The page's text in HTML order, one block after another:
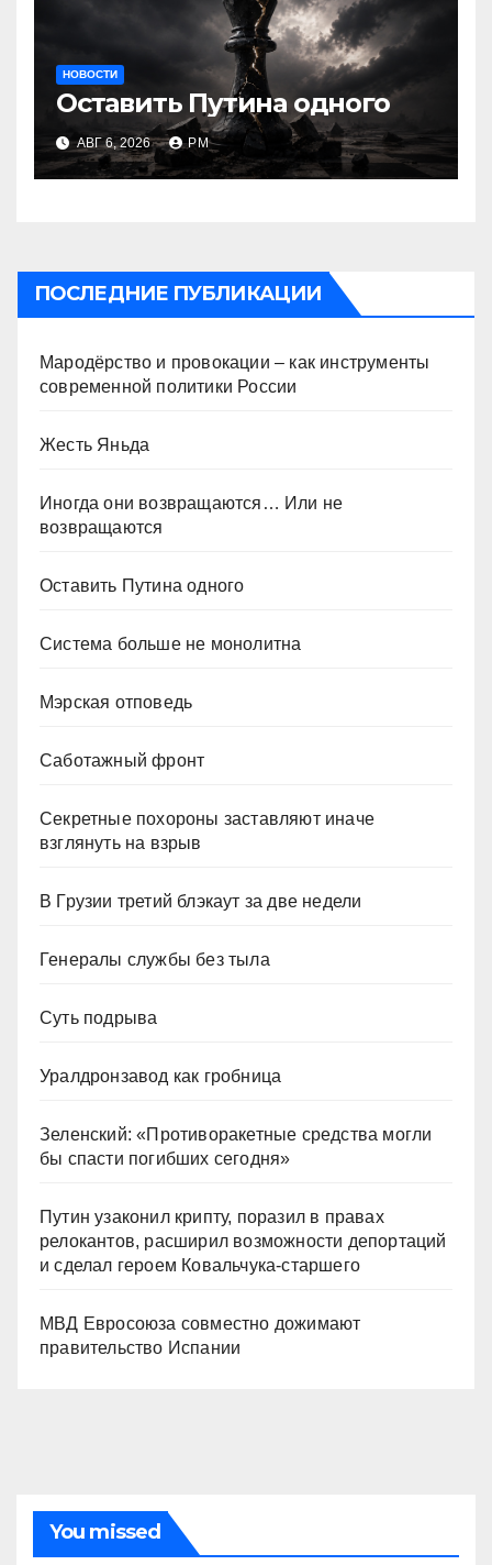
НОВОСТИ
Оставить Путина одного
АВГ 6, 2026 РМ
ПОСЛЕДНИЕ ПУБЛИКАЦИИ
Мародёрство и провокации – как инструменты
современной политики России
Жесть Яньда
Иногда они возвращаются… Или не
возвращаются
Оставить Путина одного
Система больше не монолитна
Мэрская отповедь
Саботажный фронт
Секретные похороны заставляют иначе
взглянуть на взрыв
В Грузии третий блэкаут за две недели
Генералы службы без тыла
Суть подрыва
Уралдронзавод как гробница
Зеленский: «Противоракетные средства могли
бы спасти погибших сегодня»
Путин узаконил крипту, поразил в правах
релокантов, расширил возможности депортаций
и сделал героем Ковальчука-старшего
МВД Евросоюза совместно дожимают
правительство Испании
You missed